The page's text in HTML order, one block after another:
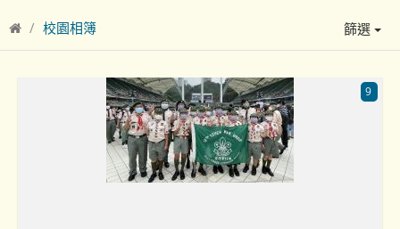
校園相簿 篩選
9